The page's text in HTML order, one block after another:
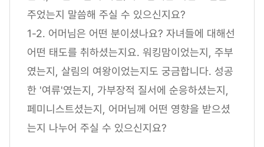
주었는지 말씀해 주실 수 있으신지요?
1-2. 어머님은 어떤 분이셨나요? 자녀들에 대해선
어떤 태도를 취하셨는지요. 워킹맘이었는지, 주부
였는지, 살림의 여왕이었는지도 궁금합니다. 성공
한 '여류'였는지, 가부장적 질서에 순응하셨는지,
페미니스트셨는지, 어머님께 어떤 영향을 받으셨
는지 나누어 주실 수 있으신지요?